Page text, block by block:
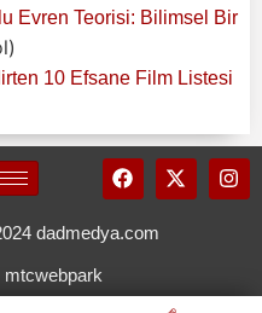
Evren Teorisi: Bilimsel Bir
10 Efsane Film Listesi
dadmedya.com
mtcwebpark